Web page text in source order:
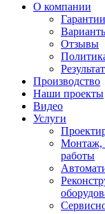
О компании
Гарантии
Отзывы
Производство
Наши проекты
Видео
Услуги
Монтаж,
работы